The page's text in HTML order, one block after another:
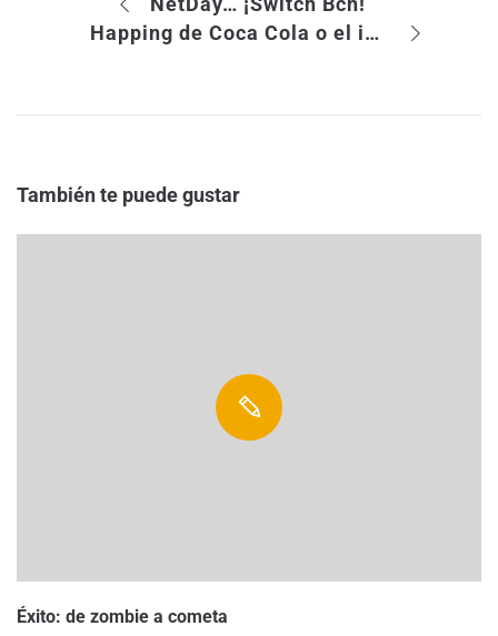
Happing de Coca Cola o el intento de las empresas de mantener redes sociales propias
También te puede gustar
Éxito: de zombie a cometa